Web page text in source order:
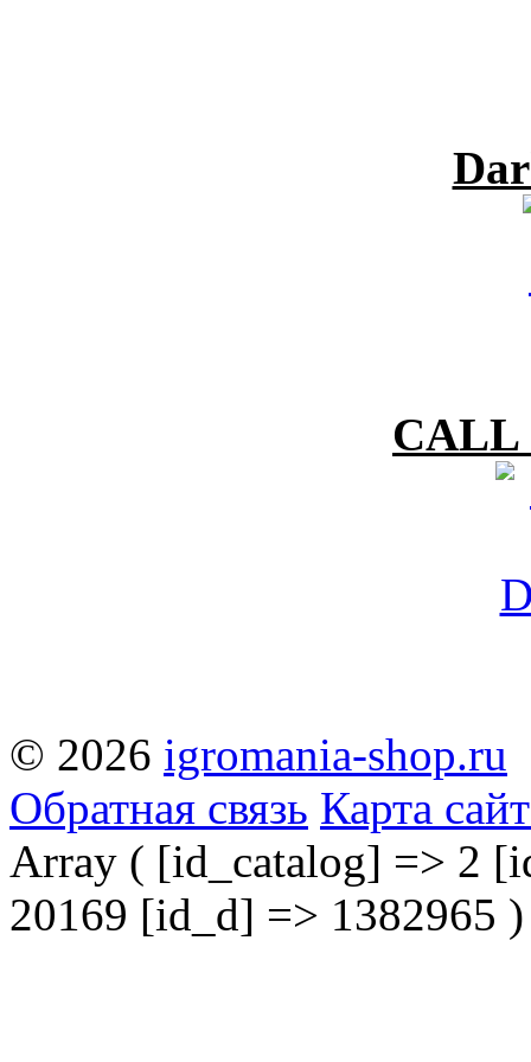
CALL
© 2026 igromania-shop.ru
Обратная связь Карта
Array ( [id_catalog] => 2
20169 [id_d] => 1382965 )